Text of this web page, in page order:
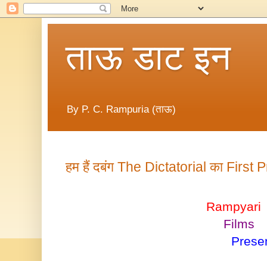
ताऊ डाट इन
By P. C. Rampuria (ताऊ)
हम हैं दबंग The Dictatorial का First
Rampyari
Films